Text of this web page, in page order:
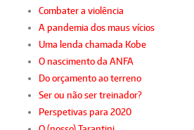
Combater a violência
A pandemia dos maus vícios
Uma lenda chamada Kobe
O nascimento da ANFA
Do orçamento ao terreno
Ser ou não ser treinador?
Perspetivas para 2020